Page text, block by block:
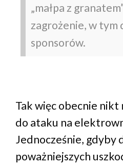
„małpa z
zagrożenie, w tym
sponsorów.
Tak więc obecnie nikt
do ataku na
Jednocześnie, gdyby
poważniejszych